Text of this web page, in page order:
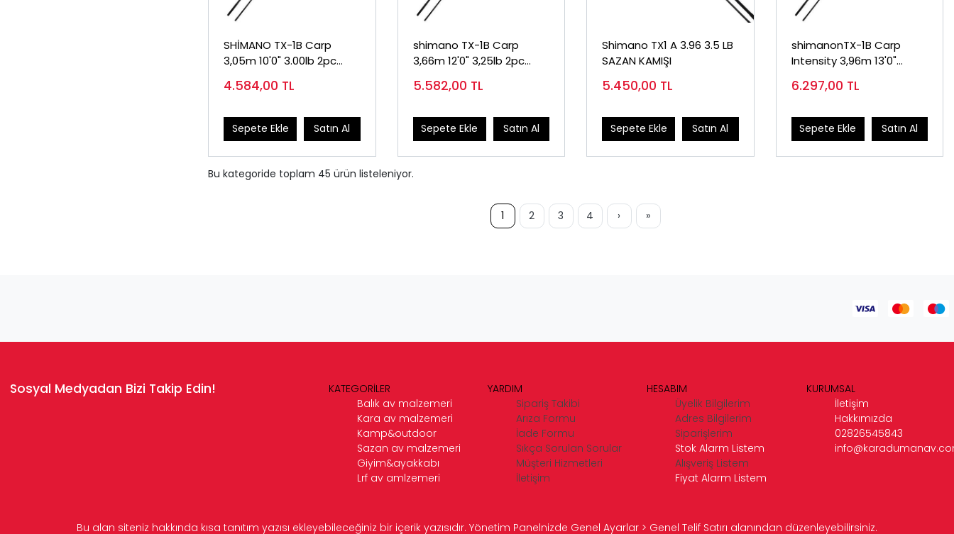
SHİMANO TX-1B Carp
3,05m 10'0" 3.00lb 2pc
4.584,00 TL
Sepete Ekle Satın Al
shimano TX-1B Carp
3,66m 12'0" 3,25lb 2pc
5.582,00 TL
Sepete Ekle Satın Al
Shimano TX1 A 3.96 3.5 LB
SAZAN KAMIŞI
5.450,00 TL
Sepete Ekle Satın Al
shimanonTX-1B Carp
Intensity 3,96m 13'0"
6.297,00 TL
Sepete Ekle Satın Al
Bu kategoride toplam 45 ürün listeleniyor.
1 2 3 4 › »
Sosyal Medyadan Bizi Takip Edin!
KATEGORİLER
Balık av malzemeri
Kara av malzemeri
Kamp&outdoor
Sazan av malzemeri
Giyim&ayakkabı
Lrf av amlzemeri
YARDIM
Sipariş Takibi
Arıza Formu
İade Formu
Sıkça Sorulan Sorular
Müşteri Hizmetleri
İletişim
HESABIM
Üyelik Bilgilerim
Adres Bilgilerim
Siparişlerim
Stok Alarm Listem
Alışveriş Listem
Fiyat Alarm Listem
KURUMSAL
İletişim
Hakkımızda
02826545843
Bu alan siteniz hakkında kısa tanıtım yazısı ekleyebileceğiniz bir içerik yazısıdır. Yönetim Panelnizde Genel Ayarlar > Genel Telif Satırı alanından düzenleyebilirsiniz.